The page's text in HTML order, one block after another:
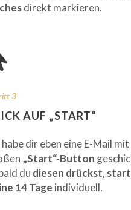
direkt markieren.
3
AUF „START“
habe dir eben eine E-Mail
„Start“-Button
du diesen drückst,
14 Tage individuell.